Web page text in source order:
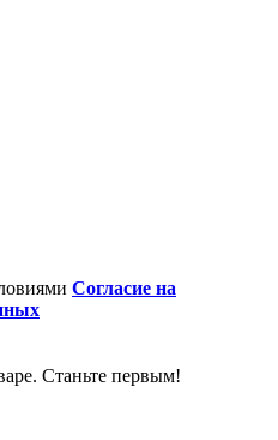
Согласие на
Станьте первым!